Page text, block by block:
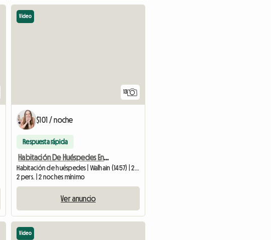
13
Video
$101 / noche
Respuesta rápida
Habitación De Huéspedes En Alquiler En Una Villa
Habitación de huéspedes | Walhain (1457) | 26 M2
2 pers. | 2 noches mínimo
Ver anuncio
Video